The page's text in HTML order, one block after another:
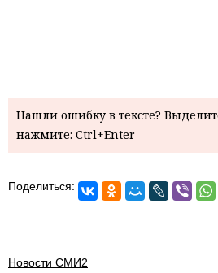
Нашли ошибку в тексте?
нажмите: Ctrl+Enter
Поделиться:
Новости СМИ2